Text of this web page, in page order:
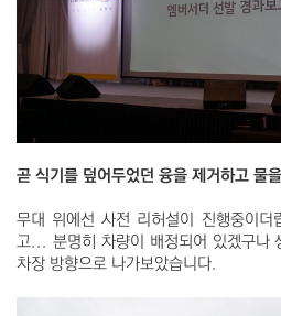
곧 식기를 덮어두었던 융을 제거하고 물
무대 위에선 사전 리허설이 진행중이
고... 분명히 차량이 배정되어 있겠구나
차장 방향으로 나가보았습니다.